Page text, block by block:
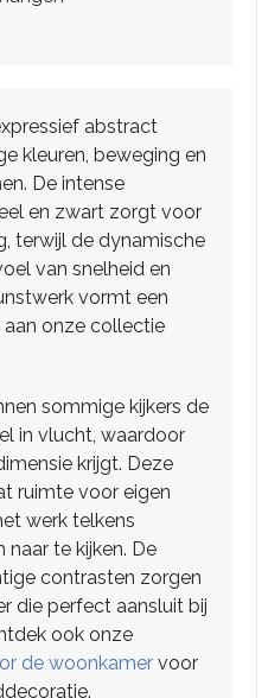
abstract
kleuren, beweging en
De intense
en zwart zorgt voor
terwijl de dynamische
van snelheid en
vormt een
onze collectie
sommige kijkers de
in vlucht, waardoor
krijgt. Deze
ruimte voor eigen
werk telkens
te kijken. De
contrasten zorgen
die perfect aansluit bij
ook onze
de woonkamer voor